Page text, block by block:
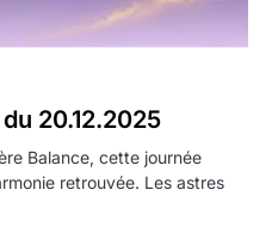
20.12.2025
Balance, cette journée
retrouvée. Les astres